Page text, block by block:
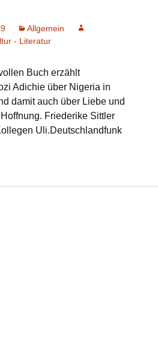
Allgemein
- Literatur
Buch erzählt
Adichie über Nigeria in
damit auch über Liebe und
Friederike Sittler
Uli.Deutschlandfunk